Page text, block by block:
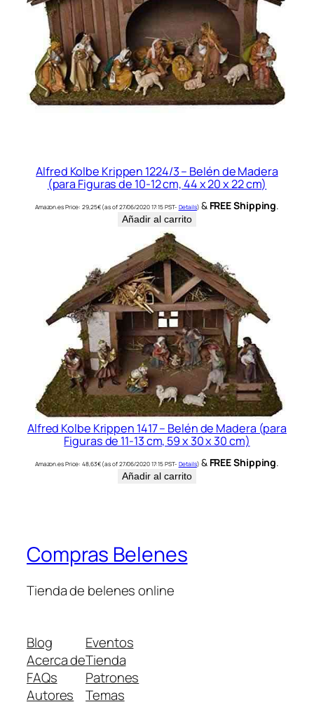
Alfred Kolbe Krippen 1224/3 – Belén de Madera
(para Figuras de 10-12 cm, 44 x 20 x 22 cm)
Amazon.es Price:29,25€(as of 27/06/2020 17:15 PST- Details) & FREE Shipping.
Añadir al carrito
Alfred Kolbe Krippen 1417 – Belén de Madera (para
Figuras de 11-13 cm, 59 x 30 x 30 cm)
Amazon.es Price:48,63€(as of 27/06/2020 17:15 PST- Details) & FREE Shipping.
Añadir al carrito
Compras Belenes
Tienda de belenes online
Blog
Acerca de
FAQs
Autores
Eventos
Tienda
Patrones
Temas